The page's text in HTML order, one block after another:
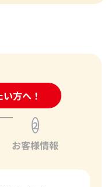
方へ！
せフォーム
2
お客様情報